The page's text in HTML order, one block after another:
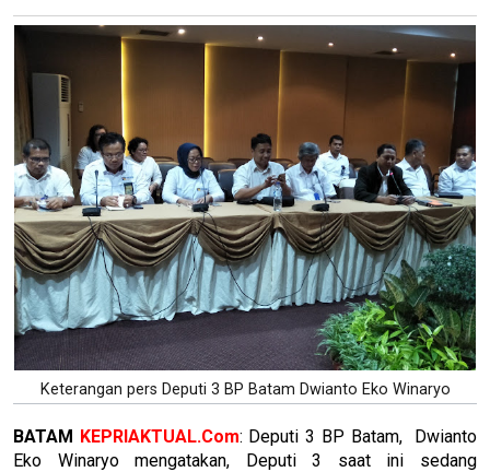
Keterangan pers Deputi 3 BP Batam Dwianto Eko Winaryo
BATAM KEPRIAKTUAL.Com: Deputi 3 BP Batam, Dwianto
Eko Winaryo mengatakan, Deputi 3 saat ini sedang